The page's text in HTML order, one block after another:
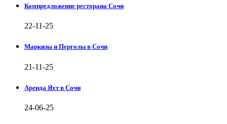
Компредложение ресторана Сочи
22-11-25
Маркизы и Перголы в Сочи
21-11-25
Аренда Яхт в Сочи
24-06-25